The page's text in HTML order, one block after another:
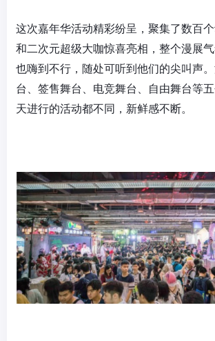
这次嘉年华活动精彩纷呈，聚集了数百
和二次元超级大咖惊喜亮相，整个漫展
也嗨到不行，随处可听到他们的尖叫声
台、签售舞台、电竞舞台、自由舞台等
天进行的活动都不同，新鲜感不断。